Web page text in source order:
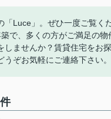
「Luce」。ぜひ一度ご覧
で、多くの方がご満足の
しませんか？賃貸住宅をお
ぞお気軽にご連絡下さい。